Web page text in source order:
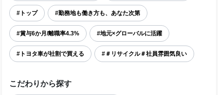
#トップ #勤務地も働き方も、あなた次第
#賞与6か月/離職率4.3% #地元×グローバルに活躍
#トヨタ車が社割で買える #＃リサイクル＃社員雰囲気良い
こだわりから探す